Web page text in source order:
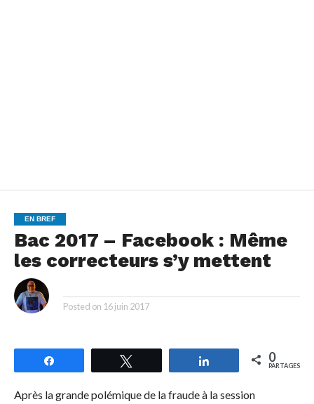
EN BREF
Bac 2017 – Facebook : Même
les correcteurs s’y mettent
Posted on 16 juin 2017
Partagez 0
PARTAGES
Après la grande polémique de la fraude à la session